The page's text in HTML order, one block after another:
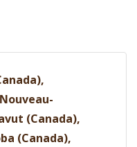
(Canada),
(Canada),